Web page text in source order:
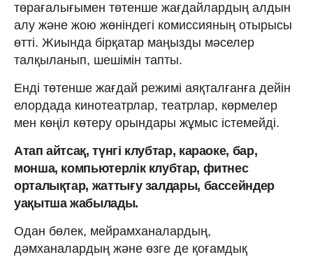
төрағалығымен төтенше жағдайлардың алдын
алу және жою жөніндегі комиссияның отырысы
өтті. Жиында бірқатар маңызды мәселер
талқыланып, шешімін тапты.
Енді төтенше жағдай режимі аяқталғанға дейін
елордада кинотеатрлар, театрлар, көрмелер
мен көңіл көтеру орындары жұмыс істемейді.
Атап айтсақ, түнгі клубтар, караоке, бар,
монша, компьютерлік клубтар, фитнес
орталықтар, жаттығу залдары, бассейндер
уақытша жабылады.
Одан бөлек, мейрамханалардың,
дәмханалардың және өзге де қоғамдық